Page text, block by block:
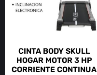
CINTA BODY SKULL
HOGAR MOTOR 3 HP
CORRIENTE CONTINUA